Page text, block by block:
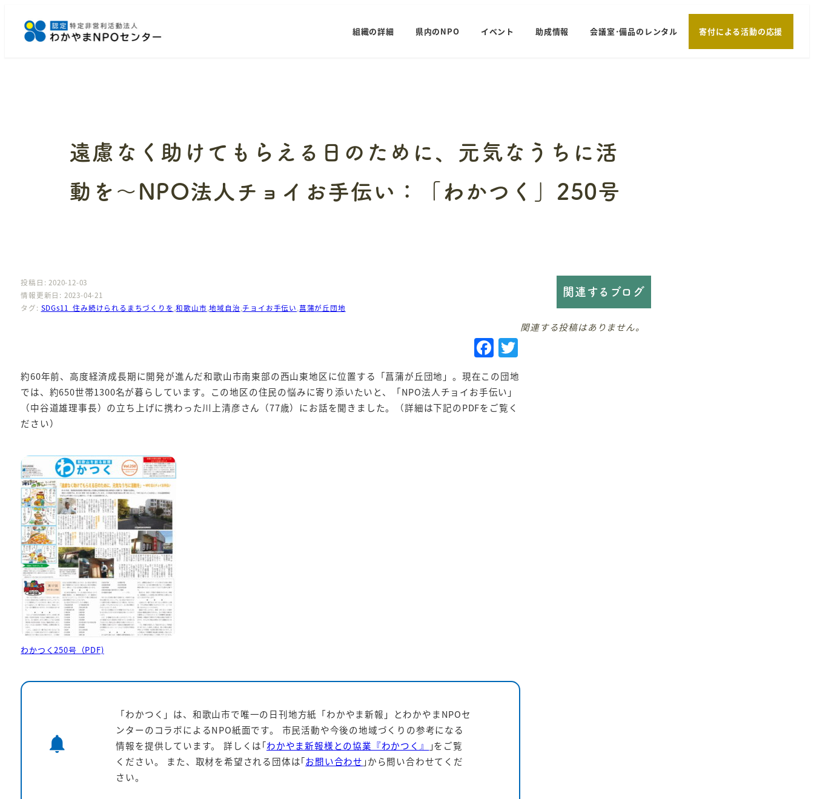
組織の詳細 県内のNPO イベント 助成情報 会議室･備品のレンタル 寄付による活動の応援
遠慮なく助けてもらえる日のために、元気なうちに活
動を～NPO法人チョイお手伝い：「わかつく」250号
投稿日: 2020-12-03
情報更新日: 2023-04-21
タグ: SDGs11_住み続けられるまちづくりを,和歌山市,地域自治,チョイお手伝い,菖蒲が丘団地
F
a
c
e
w
it
約60年前、高度経済成長期に開発が進んだ和歌山市南東部の西山東地区に位置する「菖蒲が丘団地」。現在この団地
では、約650世帯1300名が暮らしています。この地区の住民の悩みに寄り添いたいと、「NPO法人チョイお手伝い」
（中谷道雄理事長）の立ち上げに携わった川上清彦さん（77歳）にお話を聞きました。（詳細は下記のPDFをご覧く
ださい）
わかつく250号（PDF)
notifications
「わかつく」は、和歌山市で唯一の日刊地方紙「わかやま新報」とわかやまNPOセ
ンターのコラボによるNPO紙面です。 市民活動や今後の地域づくりの参考になる
情報を提供しています。 詳しくは｢わかやま新報様との協業『わかつく』
｣をご覧
ください。 また、取材を希望される団体は｢お問い合わせ ｣から問い合わせてくだ
さい。
関連するブログ
関連する投稿はありません。